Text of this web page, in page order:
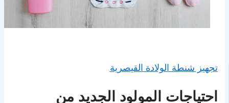
تجهيز شنطة الولادة القيصرية
احتياجات المولود الجديد من